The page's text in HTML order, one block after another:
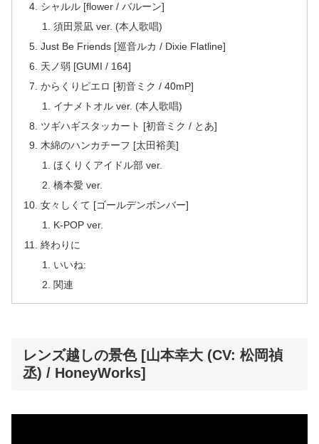
シャルル [flower / バルーン]
須田景凪 ver. (本人歌唱)
Just Be Friends [巡音ルカ / Dixie Flatline]
天ノ弱 [GUMI / 164]
からくりピエロ [初音ミク / 40mP]
イナメトオル ver. (本人歌唱)
ツギハギスタッカート [初音ミク / とあ]
木綿のハンカチーフ [太田裕美]
ほくりくアイドル部 ver.
橋本愛 ver.
女々しくて [ゴールデンボンバー]
K-POP ver.
終わりに
いいね:
関連
レンズ越しの景色 [山本幸大 (CV: 松岡禎
丞) / HoneyWorks]